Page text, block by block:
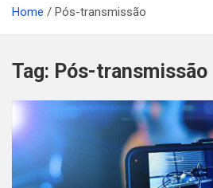
Home Pós-transmissão
Tag: Pós-transmissão